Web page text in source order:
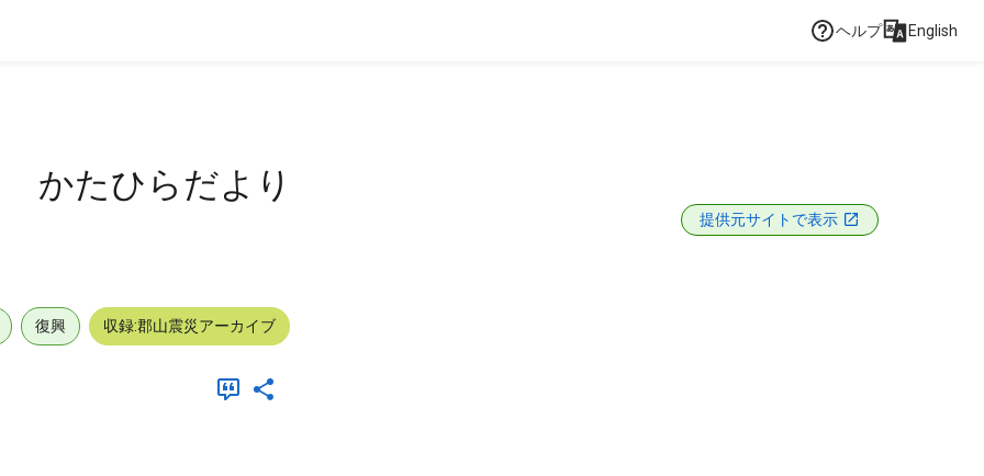
ヘルプ English
かたひらだより
提供元サイトで表示
復興 収録:郡山震災アーカイブ